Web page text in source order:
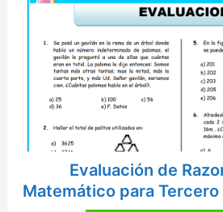
Evaluación de
Matemático para